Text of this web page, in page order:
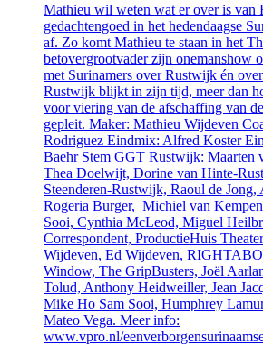
Mathieu wil weten wat er over is van
gedachtengoed in het hedendaagse
af. Zo komt Mathieu te staan in het
betovergrootvader zijn onemanshow
met Surinamers over Rustwijk én
Rustwijk blijkt in zijn tijd, meer dan
voor viering van de afschaffing van
gepleit. Maker: Mathieu Wijdeven
Rodriguez Eindmix: Alfred Koster
Baehr Stem GGT Rustwijk: Maarten
Thea Doelwijt, Dorine van Hinte-
Steenderen-Rustwijk, Raoul de
Rogeria Burger, Michiel van
Sooi, Cynthia McLeod, Miguel
Correspondent, ProductieHuis
Wijdeven, Ed Wijdeven,
Window, The GripBusters, Joël
Tolud, Anthony Heidweiller, Jean
Mike Ho Sam Sooi, Humphrey
Mateo Vega. Meer info:
www.vpro.nl/